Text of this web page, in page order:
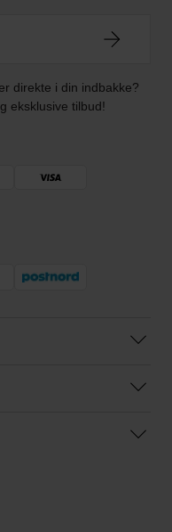
direkte i din indbakke?
eksklusive tilbud!